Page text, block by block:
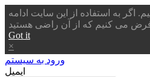
اگر به استفاده از این سایت ادامه
Got it
×
ورود به سیستم
ایمیل